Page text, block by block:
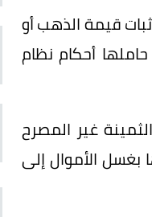
قيمة الذهب أو
أحكام نظام
غير المصرح
بارتباطها بغسل الأموال إلى